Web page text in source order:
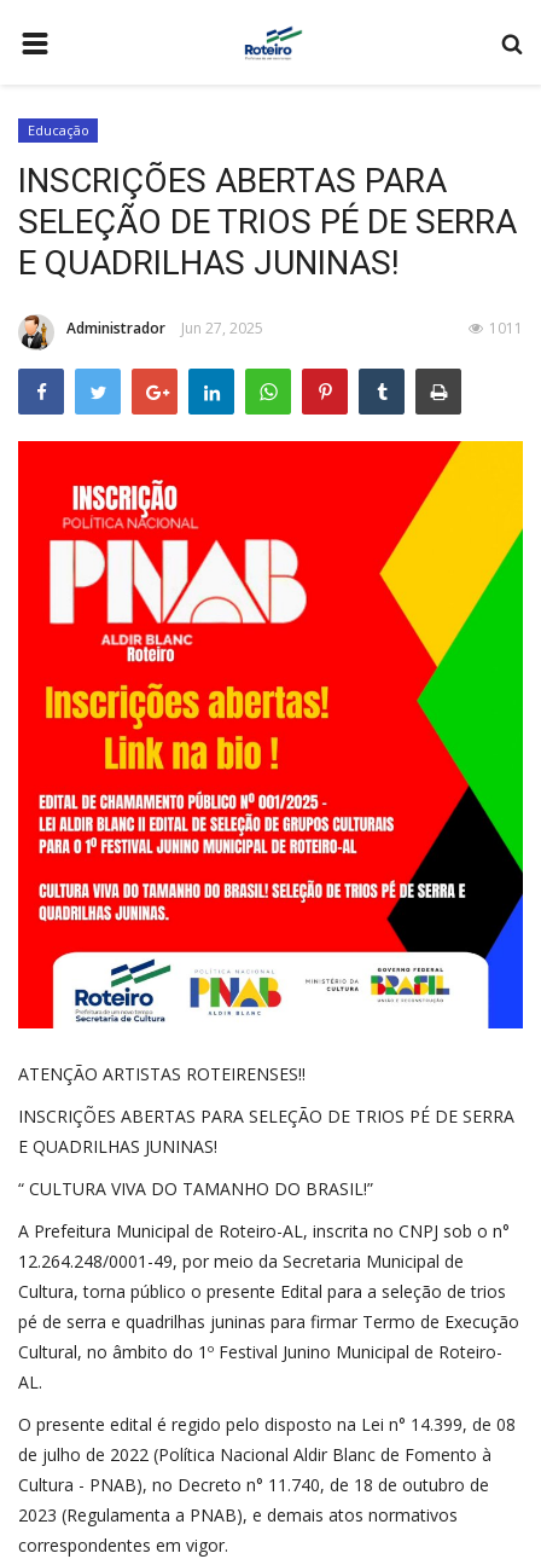
A CIDADE
WEB MAIL
SECRETARIAS
MEIO AMBIENTE
EDUCAÇÃO
ESPORTES
Educação
INSCRIÇÕES ABERTAS PARA
SELEÇÃO DE TRIOS PÉ DE SERRA
E QUADRILHAS JUNINAS!
Administrador Jun 27, 2025 1011
ATENÇÃO ARTISTAS ROTEIRENSES!!
INSCRIÇÕES ABERTAS PARA SELEÇÃO DE TRIOS PÉ DE SERRA
E QUADRILHAS JUNINAS!
“ CULTURA VIVA DO TAMANHO DO BRASIL!”
A Prefeitura Municipal de Roteiro-AL, inscrita no CNPJ sob o n°
12.264.248/0001-49, por meio da Secretaria Municipal de
Cultura, torna público o presente Edital para a seleção de trios
pé de serra e quadrilhas juninas para firmar Termo de Execução
Cultural, no âmbito do 1º Festival Junino Municipal de Roteiro-
AL.
O presente edital é regido pelo disposto na Lei n° 14.399, de 08
de julho de 2022 (Política Nacional Aldir Blanc de Fomento à
Cultura - PNAB), no Decreto n° 11.740, de 18 de outubro de
2023 (Regulamenta a PNAB), e demais atos normativos
correspondentes em vigor.